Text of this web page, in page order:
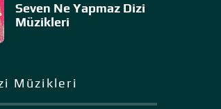
Seven Ne Yapmaz Dizi
Müzikleri
Müzikleri